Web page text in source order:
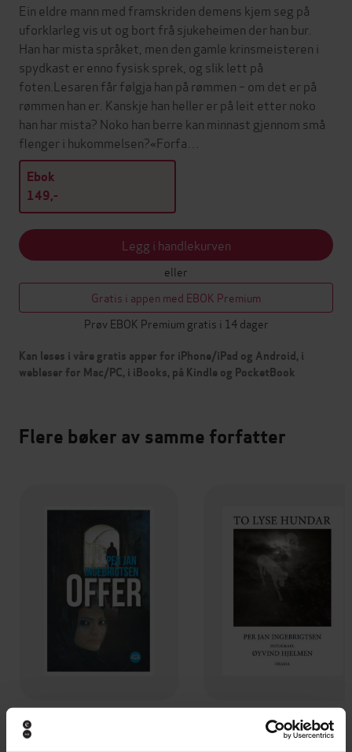
Ein eldre mann med framskriden demens kjem seg på
uforklarleg vis ut og bort frå sjukeheimen der han bur.
Han har mista språket, men den gamle krinsmeisteren i
spydkast er enno fysisk sprek, og slik lett på
foten.Lesaren får følgja han på rømmen – om det er på
rømmen han er. Kanskje han heller er på leit etter noko
han har mista? Noko han berre kan minnast gjennom små
flenger i hukommelsen?«Forfa…
Ebok
149,-
Legg i handlekurven
eller
Gratis i appen med EBOK Premium
Prøv EBOK Premium gratis i 14 dager
Kan leses i våre gratis apper for iPhone/iPad og Android, i
webleser for Mac/PC, i iBooks, på Kindle og PocketBook
Flere bøker av samme forfatter
139,-
To lyse hundar